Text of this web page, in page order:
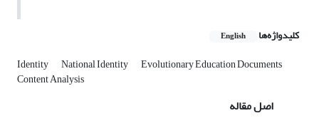
کلیدواژه‌ها English
Identity National Identity Evolutionary Education Documents
Content Analysis
اصل مقاله